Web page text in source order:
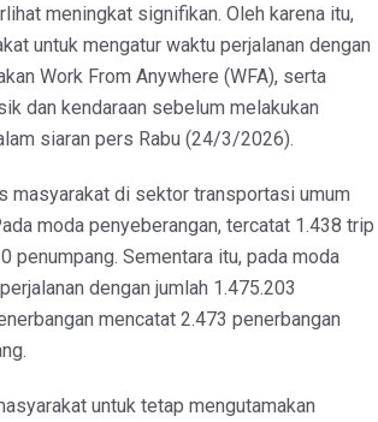
meningkat signifikan. Oleh karena itu,
untuk mengatur waktu perjalanan dengan
Work From Anywhere (WFA), serta
dan kendaraan sebelum melakukan
siaran pers Rabu (24/3/2026).
masyarakat di sektor transportasi umum
moda penyeberangan, tercatat 1.438 trip
penumpang. Sementara itu, pada moda
dengan jumlah 1.475.203
mencatat 2.473 penerbangan
untuk tetap mengutamakan